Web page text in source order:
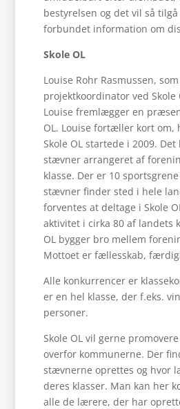
bestyrelsen og det vil så
forbundet information om
Skole OL
Louise Rohr Rasmussen,
projektkoordinator ved Skole
Louise fremlægger en
OL. Louise fortæller kort om,
Skole OL startede i 2009.
stævner arrangeret af
klasse. Der er 10
stævner finder sted i hele
forventes at deltage i Skole
aktivitet i cirka 80 af landets
OL bygger bro mellem
Mottoet er fællesskab,
Alle konkurrencer er
er en hel klasse, der f.eks.
personer.
Skole OL vil gerne
overfor kommunerne. Der
stævnerne oprettes og hvor
deres klasser. Man kan her
alle de lærere, der har